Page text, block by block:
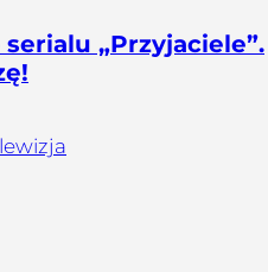
„Przyjaciele”.